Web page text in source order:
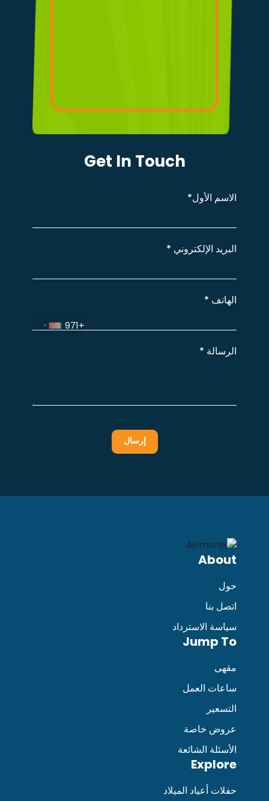
Get In Touch
الاسم الأول*
البريد الإلكتروني *
الهاتف *
+971
الرسالة *
About
حول
اتصل بنا
سياسة الاسترداد
Jump To
مقهى
ساعات العمل
التسعير
عروض خاصة
الأسئلة الشائعة
Explore
حفلات أعياد الميلاد